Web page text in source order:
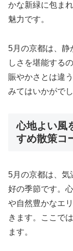
かな新緑に包ま
魅力です。
5月の京都は、静
しさを堪能する
賑やかさとは違
みてはいかがでし
心地よい風
すめ散策コ
5月の京都は、気
好の季節です。
や自然豊かなエ
きます。ここで
ます。